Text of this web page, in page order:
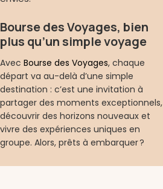
Bourse des Voyages, bien
plus qu’un simple voyage
Avec Bourse des Voyages, chaque
départ va au-delà d’une simple
destination : c’est une invitation à
partager des moments exceptionnels,
découvrir des horizons nouveaux et
vivre des expériences uniques en
groupe. Alors, prêts à embarquer ?